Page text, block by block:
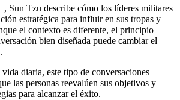
, Sun Tzu describe cómo los líderes militares
estratégica para influir en sus tropas y
el contexto es diferente, el principio
bien diseñada puede cambiar el
diaria, este tipo de conversaciones
las personas reevalúen sus objetivos y
para alcanzar el éxito.